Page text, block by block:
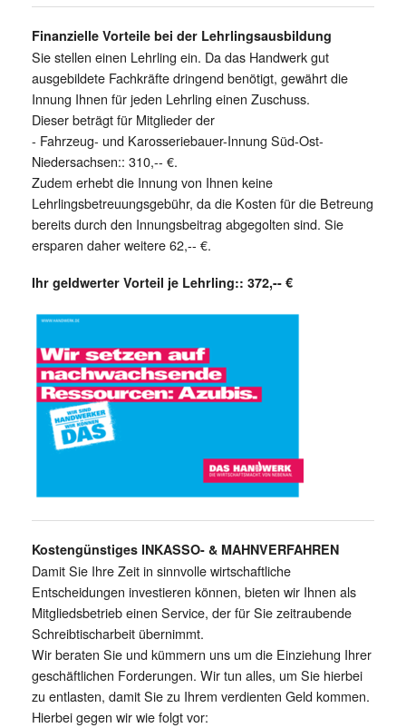
Finanzielle Vorteile bei der Lehrlingsausbildung
Sie stellen einen Lehrling ein. Da das Handwerk gut
ausgebildete Fachkräfte dringend benötigt, gewährt die
Innung Ihnen für jeden Lehrling einen Zuschuss.
Dieser beträgt für Mitglieder der
- Fahrzeug- und Karosseriebauer-Innung Süd-Ost-
Niedersachsen:: 310,-- €.
Zudem erhebt die Innung von Ihnen keine
Lehrlingsbetreuungsgebühr, da die Kosten für die Betreung
bereits durch den Innungsbeitrag abgegolten sind. Sie
ersparen daher weitere 62,-- €.
Ihr geldwerter Vorteil je Lehrling:: 372,-- €
Kostengünstiges INKASSO- & MAHNVERFAHREN
Damit Sie Ihre Zeit in sinnvolle wirtschaftliche
Entscheidungen investieren können, bieten wir Ihnen als
Mitgliedsbetrieb einen Service, der für Sie zeitraubende
Schreibtischarbeit übernimmt.
Wir beraten Sie und kümmern uns um die Einziehung Ihrer
geschäftlichen Forderungen. Wir tun alles, um Sie hierbei
zu entlasten, damit Sie zu Ihrem verdienten Geld kommen.
Hierbei gegen wir wie folgt vor: